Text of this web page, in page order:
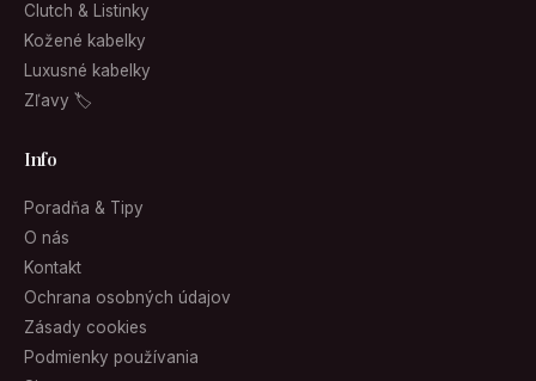
Clutch & Listinky
Kožené kabelky
Luxusné kabelky
Zľavy 🏷
Info
Poradňa & Tipy
O nás
Kontakt
Ochrana osobných údajov
Zásady cookies
Podmienky používania